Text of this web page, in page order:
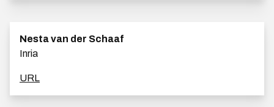
Nesta van der Schaaf
Inria
URL